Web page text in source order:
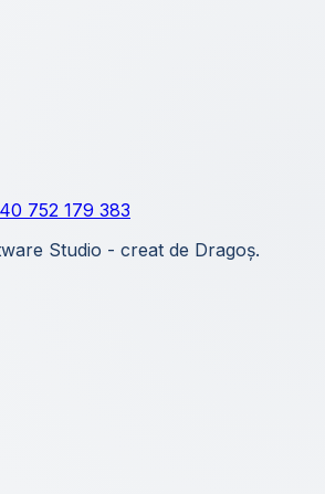
752 179 383
Studio - creat de Dragoș.